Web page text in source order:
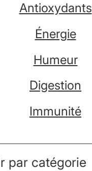
Antioxydants
Énergie
Humeur
Digestion
Immunité
par catégorie